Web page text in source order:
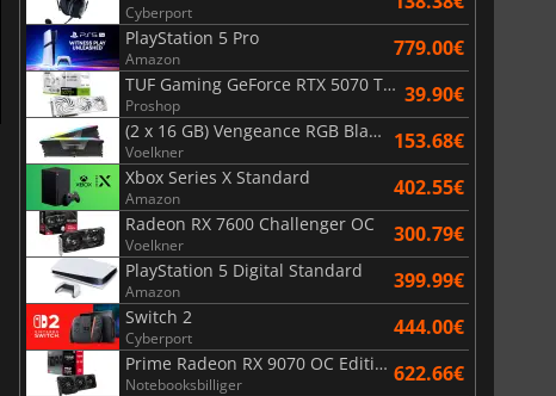
Cyberport
PlayStation 5 Pro
Amazon 779.00€
TUF Gaming GeForce RTX 5070 Ti OC White Edition 16GB
Proshop 39.90€
(2 x 16 GB) Vengeance RGB Black AMD Expo 6000 MHz - CAS 30
Voelkner 153.68€
Xbox Series X Standard
Amazon 402.55€
Radeon RX 7600 Challenger OC
Voelkner 300.79€
PlayStation 5 Digital Standard
Amazon 399.99€
Switch 2
Cyberport 444.00€
Prime Radeon RX 9070 OC Edition 16GB
Notebooksbilliger 622.66€